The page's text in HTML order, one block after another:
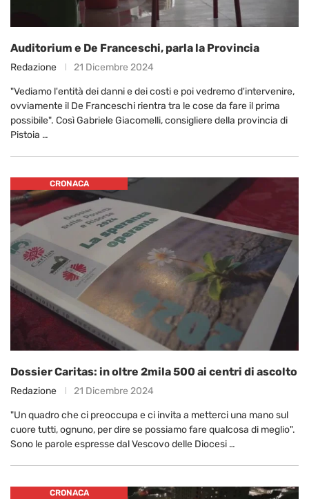
Auditorium e De Franceschi, parla la Provincia
Redazione 21 Dicembre 2024
"Vediamo l'entità dei danni e dei costi e poi vedremo d'intervenire,
ovviamente il De Franceschi rientra tra le cose da fare il prima
possibile". Così Gabriele Giacomelli, consigliere della provincia di
Pistoia …
CRONACA
Dossier Caritas: in oltre 2mila 500 ai centri di ascolto
Redazione 21 Dicembre 2024
"Un quadro che ci preoccupa e ci invita a metterci una mano sul
cuore tutti, ognuno, per dire se possiamo fare qualcosa di meglio".
Sono le parole espresse dal Vescovo delle Diocesi …
CRONACA